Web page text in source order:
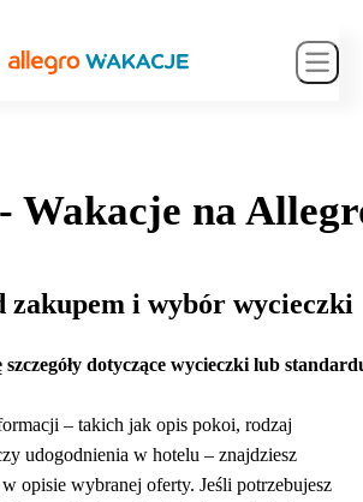
Wakacje na
zakupem i wybór wycieczki
szczegóły dotyczące wycieczki lub
– takich jak opis pokoi, rodzaj
udogodnienia w hotelu – znajdziesz
opisie wybranej oferty. Jeśli potrzebujesz